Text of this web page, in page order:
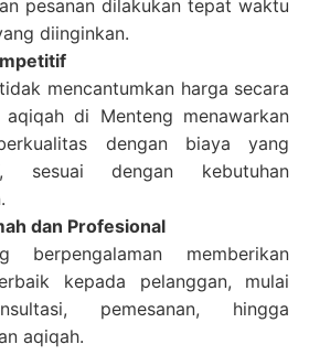
pesanan dilakukan tepat waktu
diinginkan.
mencantumkan harga secara
di Menteng menawarkan
dengan biaya yang
sesuai dengan kebutuhan
dan Profesional
berpengalaman memberikan
kepada pelanggan, mulai
pemesanan, hingga
aqiqah.